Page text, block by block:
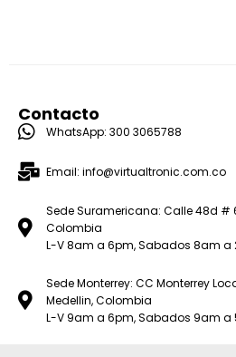
Contacto
WhatsApp: 300 3065788
Email: info@virtualtronic.com.co
Sede Suramericana: Calle 48d #
Colombia
L-V 8am a 6pm, Sabados 8am a
Sede Monterrey: CC Monterrey
Medellin, Colombia
L-V 9am a 6pm, Sabados 9am a